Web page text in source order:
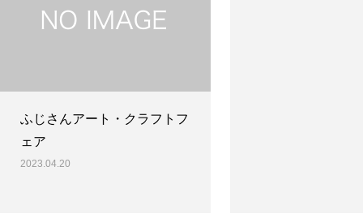
ふじさんアート・クラフトフ
ェア
2023.04.20